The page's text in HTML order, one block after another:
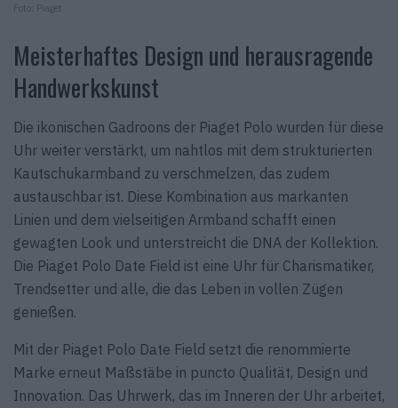
Foto: Piaget
Meisterhaftes Design und herausragende
Handwerkskunst
Die ikonischen Gadroons der Piaget Polo wurden für diese
Uhr weiter verstärkt, um nahtlos mit dem strukturierten
Kautschukarmband zu verschmelzen, das zudem
austauschbar ist. Diese Kombination aus markanten
Linien und dem vielseitigen Armband schafft einen
gewagten Look und unterstreicht die DNA der Kollektion.
Die Piaget Polo Date Field ist eine Uhr für Charismatiker,
Trendsetter und alle, die das Leben in vollen Zügen
genießen.
Mit der Piaget Polo Date Field setzt die renommierte
Marke erneut Maßstäbe in puncto Qualität, Design und
Innovation. Das Uhrwerk, das im Inneren der Uhr arbeitet,